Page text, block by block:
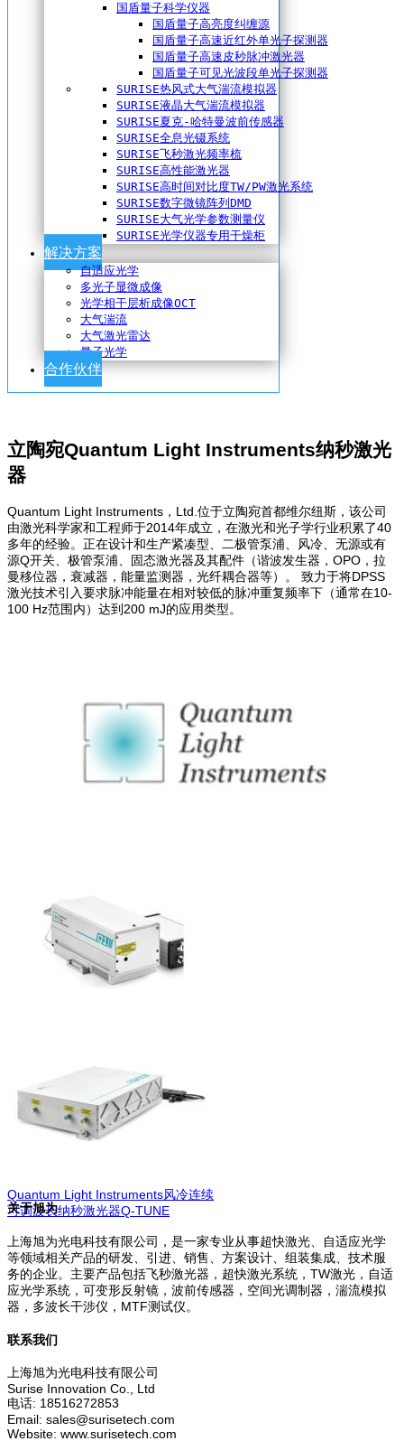
国盾量子科学仪器
国盾量子高亮度纠缠源
国盾量子高速近红外单光子探测器
国盾量子高速皮秒脉冲激光器
国盾量子可见光波段单光子探测器
SURISE热风式大气湍流模拟器
SURISE液晶大气湍流模拟器
SURISE夏克-哈特曼波前传感器
SURISE全息光镊系统
SURISE飞秒激光频率梳
SURISE高性能激光器
SURISE高时间对比度TW/PW激光系统
SURISE数字微镜阵列DMD
SURISE大气光学参数测量仪
SURISE光学仪器专用干燥柜
解决方案
自适应光学
多光子显微成像
光学相干层析成像OCT
大气湍流
大气激光雷达
量子光学
合作伙伴
立陶宛Quantum Light Instruments纳秒激光
器
Quantum Light Instruments，Ltd.位于立陶宛首都维尔纽斯，该公司
由激光科学家和工程师于2014年成立，在激光和光子学行业积累了40
多年的经验。正在设计和生产紧凑型、二极管泵浦、风冷、无源或有
源Q开关、极管泵浦、固态激光器及其配件（谐波发生器，OPO，拉
曼移位器，衰减器，能量监测器，光纤耦合器等）。 致力于将DPSS
激光技术引入要求脉冲能量在相对较低的脉冲重复频率下（通常在10-
100 Hz范围内）达到200 mJ的应用类型。
Quantum Light Instruments风冷连续
可调波长纳秒激光器Q-TUNE
关于旭为
上海旭为光电科技有限公司，是一家专业从事超快激光、自适应光学
等领域相关产品的研发、引进、销售、方案设计、组装集成、技术服
务的企业。主要产品包括飞秒激光器，超快激光系统，TW激光，自适
应光学系统，可变形反射镜，波前传感器，空间光调制器，湍流模拟
器，多波长干涉仪，MTF测试仪。
联系我们
上海旭为光电科技有限公司
Surise Innovation Co., Ltd
电话: 18516272853
Email: sales@surisetech.com
Website: www.surisetech.com